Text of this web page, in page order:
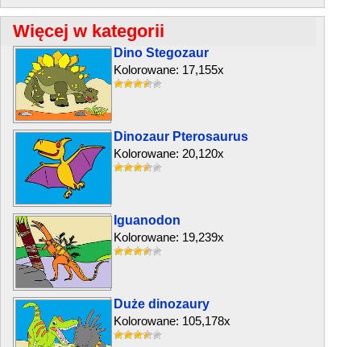
Więcej w kategorii
Dino Stegozaur
Kolorowane: 17,155x
Dinozaur Pterosaurus
Kolorowane: 20,120x
Iguanodon
Kolorowane: 19,239x
Duże dinozaury
Kolorowane: 105,178x